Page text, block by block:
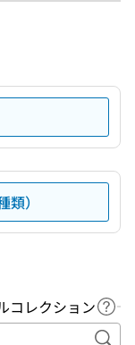
）
コレクション ヘ